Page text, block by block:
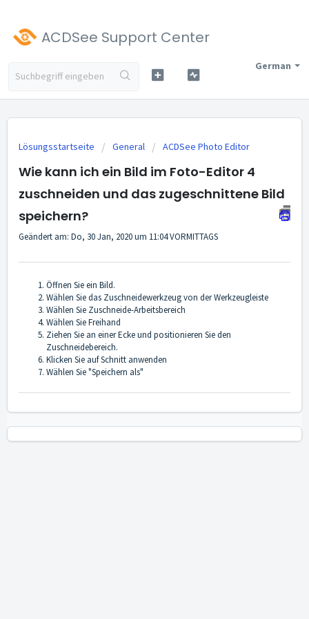
ACDSee Support Center
German
Lösungsstartseite General ACDSee Photo Editor
Wie kann ich ein Bild im Foto-Editor 4
zuschneiden und das zugeschnittene Bild
speichern?
Geändert am: Do, 30 Jan, 2020 um 11:04 VORMITTAGS
Öffnen Sie ein Bild.
Wählen Sie das Zuschneidewerkzeug von der Werkzeugleiste
Wählen Sie Zuschneide-Arbeitsbereich
Wählen Sie Freihand
Ziehen Sie an einer Ecke und positionieren Sie den
Zuschneidebereich.
Klicken Sie auf Schnitt anwenden
Wählen Sie "Speichern als"